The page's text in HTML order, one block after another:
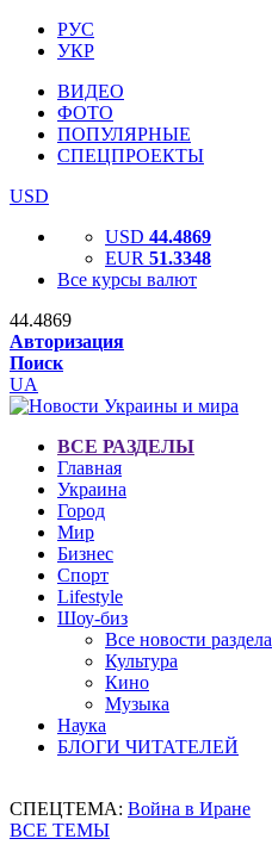
РУС
УКР
ВИДЕО
ФОТО
ПОПУЛЯРНЫЕ
СПЕЦПРОЕКТЫ
USD
USD 44.4869
EUR 51.3348
Все курсы валют
44.4869
Авторизация
Поиск
UA
ВСЕ РАЗДЕЛЫ
Главная
Украина
Город
Мир
Бизнес
Спорт
Lifestyle
Шоу-биз
Все новости раздела
Культура
Кино
Музыка
Наука
БЛОГИ ЧИТАТЕЛЕЙ
СПЕЦТЕМА: Война в Иране
ВСЕ ТЕМЫ